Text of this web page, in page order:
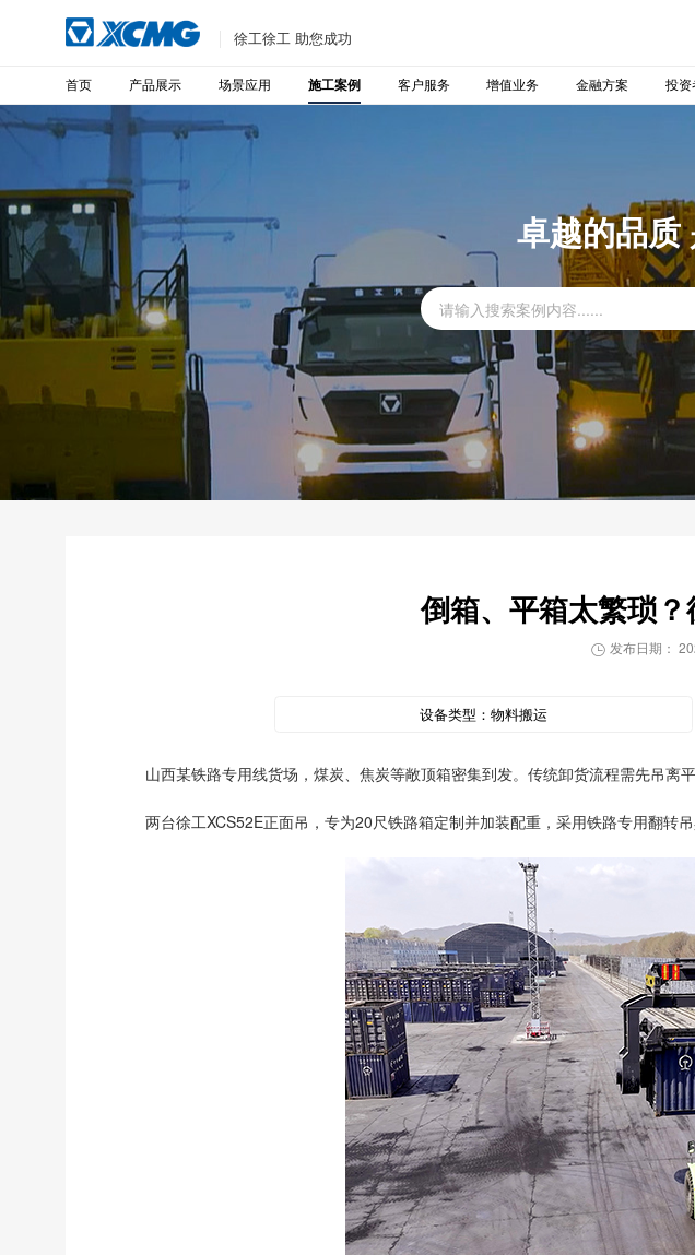
徐工徐工 助您成功
首页 产品展示 场景应用 施工案例 客户服务 增值业务 金融方案 投资
卓越的品质
倒箱、平箱太繁琐
 发布日期：
设备类型：物料搬运
山西某铁路专用线货场，煤炭、焦炭等敞顶箱密集到发。传统卸货流程需先吊离
两台徐工XCS52E正面吊，专为20尺铁路箱定制并加装配重，采用铁路专用翻转吊